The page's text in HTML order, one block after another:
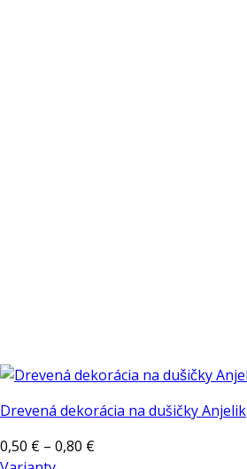
Drevená dekorácia na dušičky Anjelik
0,50 € – 0,80 €Price